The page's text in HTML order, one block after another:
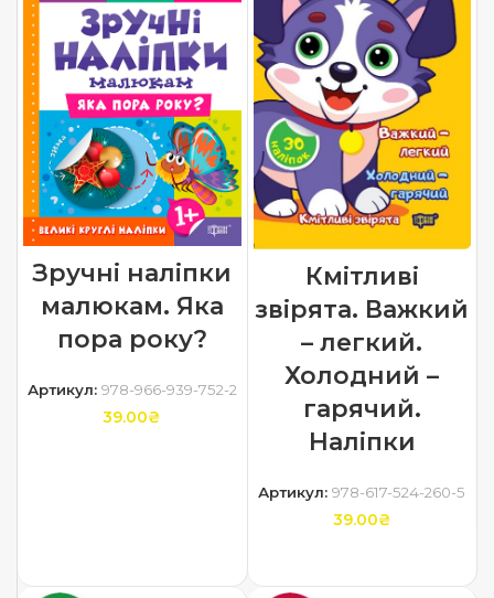
Зручні наліпки
малюкам. Яка
пора року?
Артикул: 978-966-939-752-2
39.00₴
Кмітливі
звірята. Важкий
– легкий.
Холодний –
гарячий.
Наліпки
Артикул:978-617-524-260-5
39.00₴